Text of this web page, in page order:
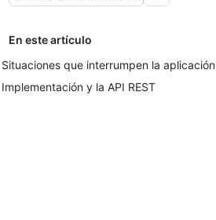
En este artículo
Situaciones que interrumpen la aplicación
Implementación y la API REST